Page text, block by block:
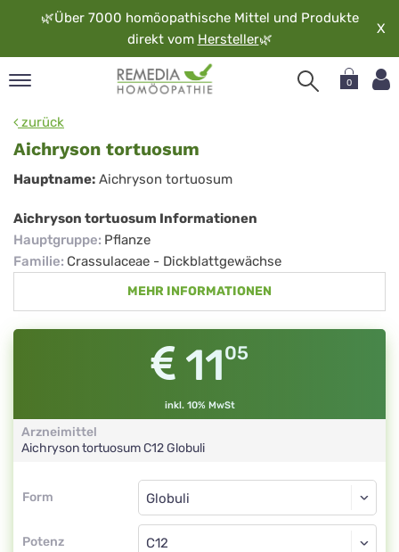
🌿Über 7000 homöopathische Mittel und Produkte
direkt vom Hersteller🌿
X
0
zurück
Aichryson tortuosum
Aichryson
tortuosum
Hauptname: Aichryson tortuosum
Aichryson tortuosum Informationen
Hauptgruppe: Pflanze
Familie: Crassulaceae - Dickblattgewächse
MEHR INFORMATIONEN
1105
inkl. 10% MwSt
Arzneimittel
Aichryson tortuosumC12Globuli
Form
Form
Potenz
Globuli
C12